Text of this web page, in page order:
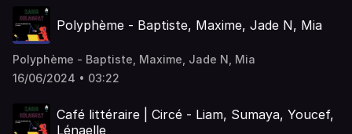
Polyphème - Baptiste, Maxime, Jade N, Mia
Polyphème - Baptiste, Maxime, Jade N, Mia
16/06/2024 • 03:22
Café littéraire | Circé - Liam, Sumaya, Youcef,
Lénaelle